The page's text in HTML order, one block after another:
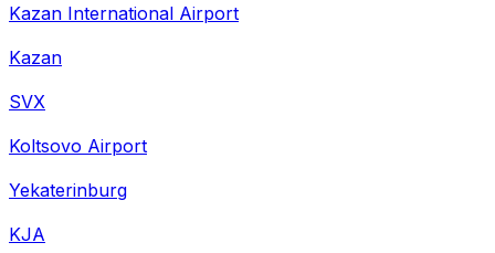
Kazan International Airport
Kazan
SVX
Koltsovo Airport
Yekaterinburg
KJA